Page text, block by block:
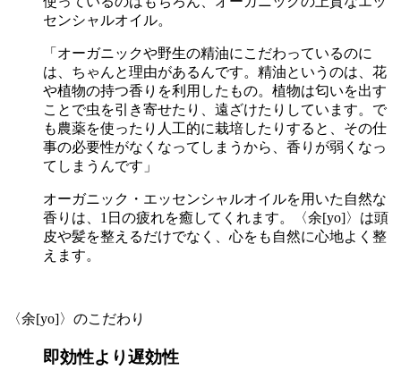
センシャルオイル。
「オーガニックや野生の精油にこだわっているのに
は、ちゃんと理由があるんです。精油というのは、花
や植物の持つ香りを利用したもの。植物は匂いを出す
ことで虫を引き寄せたり、遠ざけたりしています。で
も農薬を使ったり人工的に栽培したりすると、その仕
事の必要性がなくなってしまうから、香りが弱くなっ
てしまうんです」
オーガニック・エッセンシャルオイルを用いた自然な
香りは、1日の疲れを癒してくれます。〈余[yo]〉は頭
皮や髪を整えるだけでなく、心をも自然に心地よく整
えます。
〈余[yo]〉のこだわり
即効性より遅効性